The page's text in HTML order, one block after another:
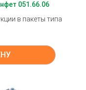
051.66.06
в пакеты типа